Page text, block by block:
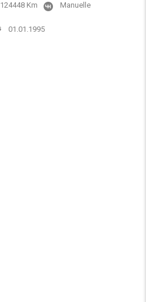
124448 Km Manuelle
01.01.1995